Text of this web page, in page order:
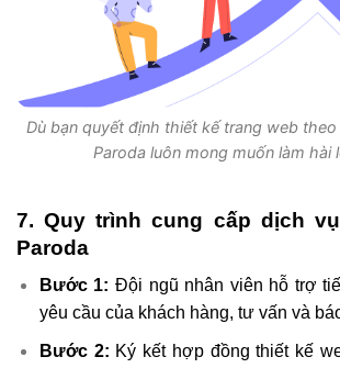
Dù bạn quyết định thiết kế trang web
Paroda luôn mong muốn làm hài
7. Quy trình cung cấp dịch
Paroda
Bước 1: Đội ngũ nhân viên hỗ trợ
yêu cầu của khách hàng, tư vấn và
Bước 2: Ký kết hợp đồng thiết kế